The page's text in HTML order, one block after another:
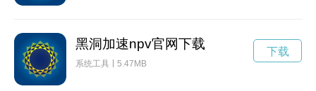
黑洞加速npv官网下载
系统工具 5.47MB
下载